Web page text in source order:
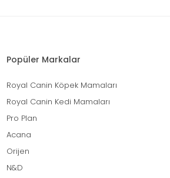
Popüler Markalar
Royal Canin Köpek Mamaları
Royal Canin Kedi Mamaları
Pro Plan
Acana
Orijen
N&D